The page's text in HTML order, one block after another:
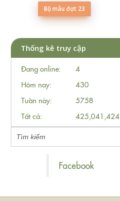
Bộ mẫu đợt 23
Thống kê truy cập
Đang online:
4
Hôm nay:
430
Tuần này:
5758
Tất cả:
425,041,424
Facebook